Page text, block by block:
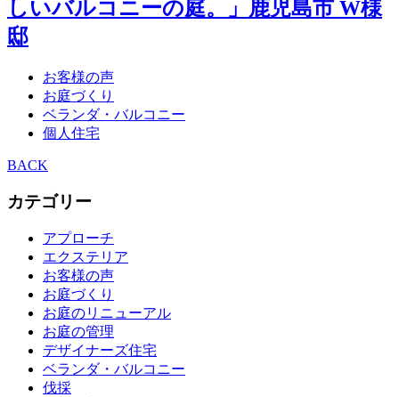
しいバルコニーの庭。」鹿児島市 W様
邸
お客様の声
お庭づくり
ベランダ・バルコニー
個人住宅
BACK
カテゴリー
アプローチ
エクステリア
お客様の声
お庭づくり
お庭のリニューアル
お庭の管理
デザイナーズ住宅
ベランダ・バルコニー
伐採